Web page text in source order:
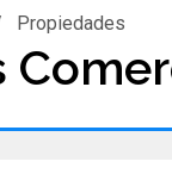
Propiedades